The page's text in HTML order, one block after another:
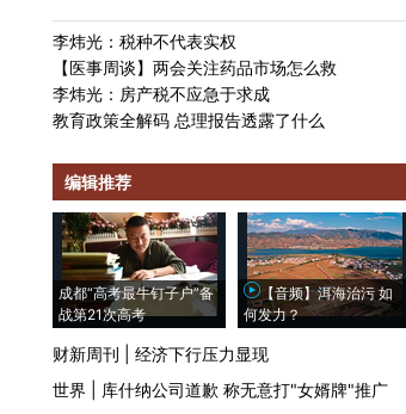
李炜光：税种不代表实权
【医事周谈】两会关注药品市场怎么救
李炜光：房产税不应急于求成
教育政策全解码 总理报告透露了什么
编辑推荐
成都“高考最牛钉子户”备
战第21次高考
【音频】洱海治污 如
何发力？
财新周刊
经济下行压力显现
世界
库什纳公司道歉 称无意打"女婿牌"推广